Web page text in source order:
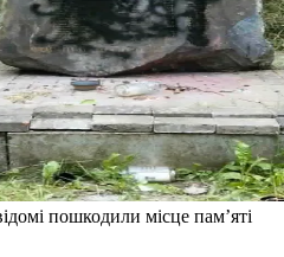
пошкодили місце пам’яті